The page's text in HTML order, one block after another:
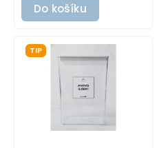
Do košíku
TIP